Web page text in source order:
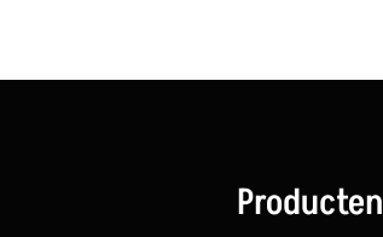
Producten